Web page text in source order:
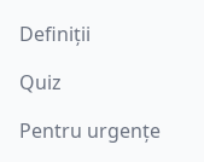
Definiții
Quiz
Pentru urgențe